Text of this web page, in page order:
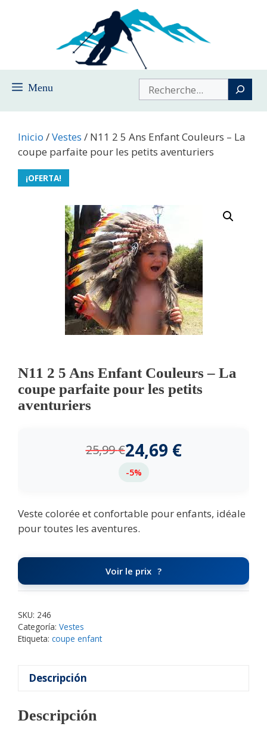
Menu Buscar
Inicio /Vestes / N11 2 5 Ans Enfant Couleurs – La
coupe parfaite pour les petits aventuriers
¡OFERTA!
N11 2 5 Ans Enfant Couleurs – La
coupe parfaite pour les petits
aventuriers
25,99€24,69 €
-5%
Veste colorée et confortable pour enfants, idéale
pour toutes les aventures.
Voir le prix
SKU: 246
Categoría: Vestes
Etiqueta: coupe enfant
Descripción
Descripción